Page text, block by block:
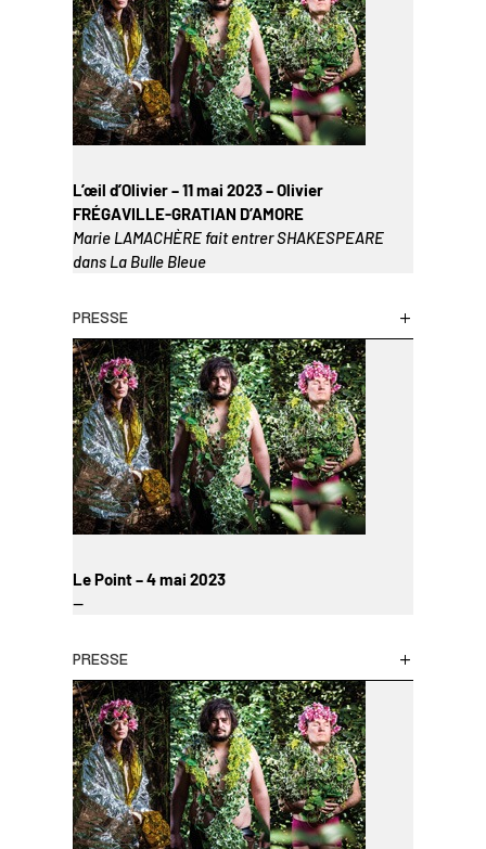
L’œil d’Olivier – 11 mai 2023 – Olivier
FRÉGAVILLE-GRATIAN D’AMORE
Marie LAMACHÈRE fait entrer SHAKESPEARE
dans La Bulle Bleue
PRESSE
Le Point – 4 mai 2023
—
PRESSE